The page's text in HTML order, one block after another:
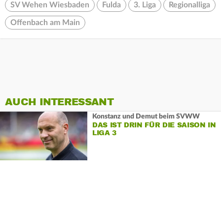
SV Wehen Wiesbaden Fulda 3. Liga Regionalliga
Offenbach am Main
AUCH INTERESSANT
Konstanz und Demut beim SVWW
DAS IST DRIN FÜR DIE SAISON IN
LIGA 3